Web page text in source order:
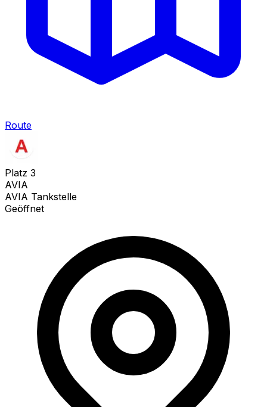
Route
Platz 3
AVIA
AVIA Tankstelle
Geöffnet